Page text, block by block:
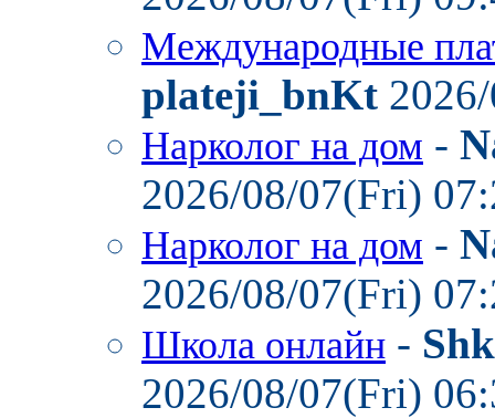
Международные
plateji_bnKt
Нарколог на дом -
2026/08/07(Fri)
Нарколог на дом -
2026/08/07(Fri)
Школа онлайн -
2026/08/07(Fri)